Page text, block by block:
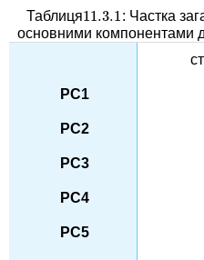
Таблиця11.3.1
11.3.1: Частка
основними компонентами